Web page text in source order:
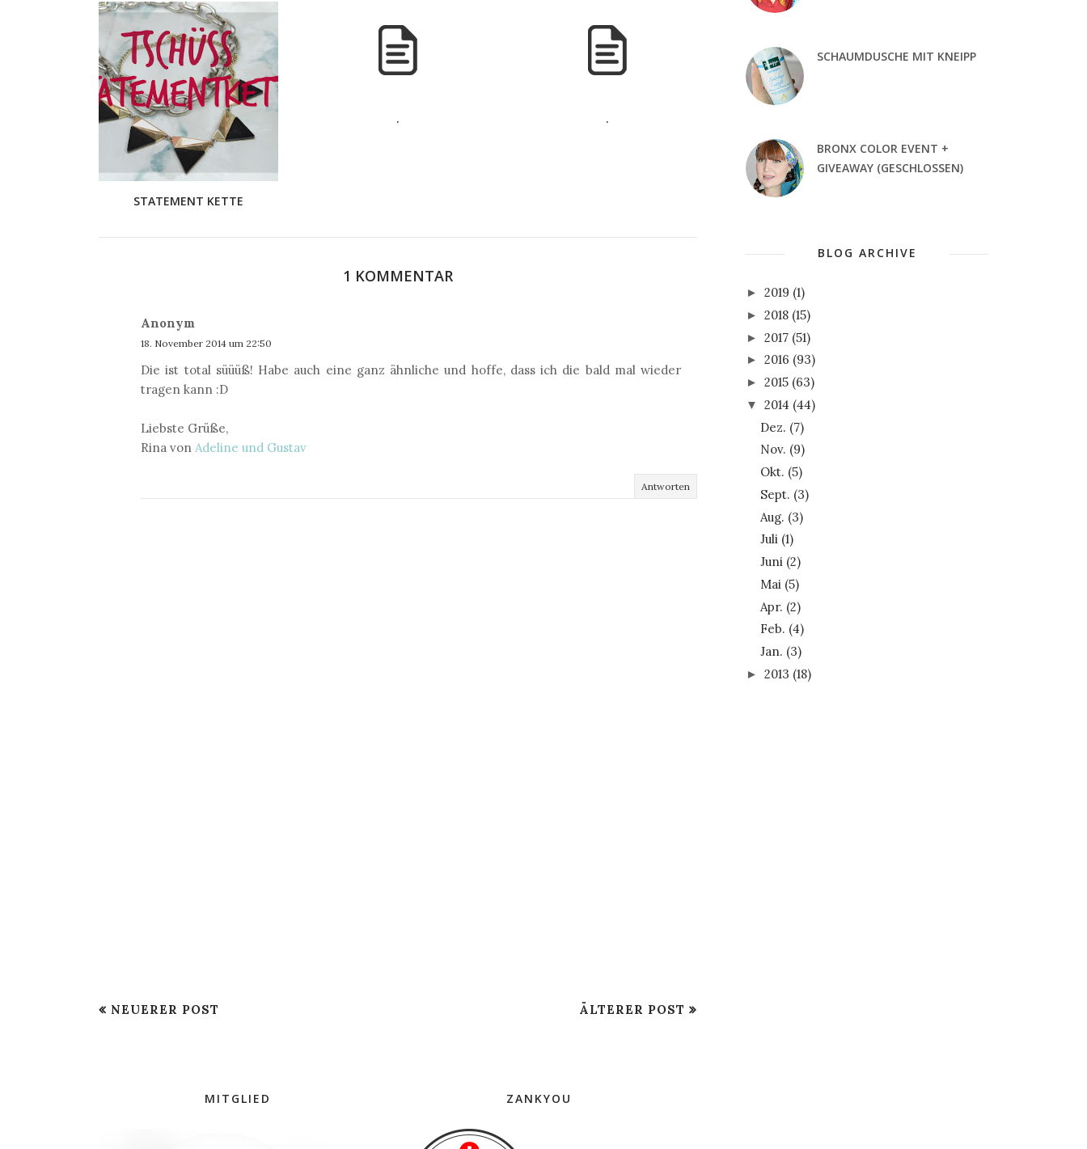
STATEMENT KETTE
. .
1 KOMMENTAR
Anonym
18. November 2014 um 22:50
Die ist total süüüß! Habe auch eine ganz ähnliche und hoffe, dass ich die bald mal wieder
tragen kann :D
Liebste Grüße,
Rina von Adeline und Gustav
Antworten
NEUERER POST ÄLTERER POST
SCHAUMDUSCHE MIT KNEIPP
BRONX COLOR EVENT +
GIVEAWAY (GESCHLOSSEN)
BLOG ARCHIVE
► 2019 (1)
► 2018 (15)
► 2017 (51)
► 2016 (93)
► 2015 (63)
▼ 2014 (44)
Dez. (7)
Nov. (9)
Okt. (5)
Sept. (3)
Aug. (3)
Juli (1)
Juni (2)
Mai (5)
Apr. (2)
Feb. (4)
Jan. (3)
► 2013 (18)
MITGLIED ZANKYOU